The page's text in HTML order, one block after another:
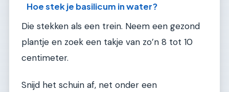
Hoe stek je basilicum in water?
Die stekken als een trein. Neem een gezond
plantje en zoek een takje van zo’n 8 tot 10
centimeter.
Snijd het schuin af, net onder een